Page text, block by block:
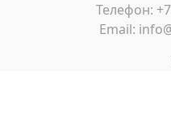
Телефон:
Email: